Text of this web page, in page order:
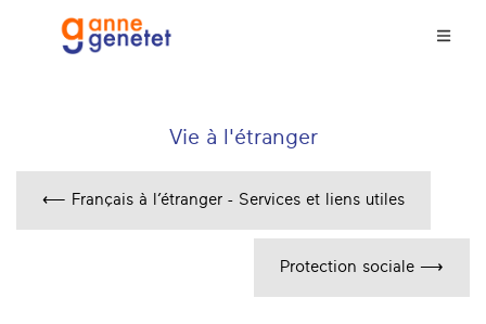
Vie à l'étranger
⟵ Français à l’étranger - Services et liens utiles
Protection sociale ⟶